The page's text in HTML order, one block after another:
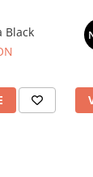
Black